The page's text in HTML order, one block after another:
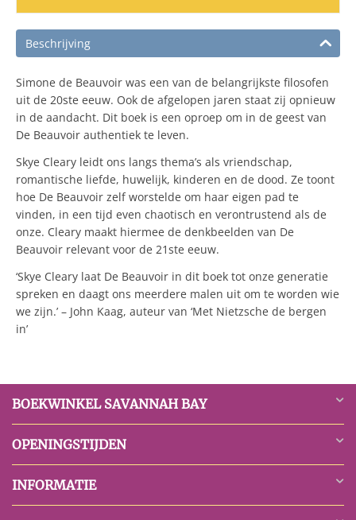
Beschrijving
Simone de Beauvoir was een van de belangrijkste filosofen
uit de 20ste eeuw. Ook de afgelopen jaren staat zij opnieuw
in de aandacht. Dit boek is een oproep om in de geest van
De Beauvoir authentiek te leven.
Skye Cleary leidt ons langs thema’s als vriendschap,
romantische liefde, huwelijk, kinderen en de dood. Ze toont
hoe De Beauvoir zelf worstelde om haar eigen pad te
vinden, in een tijd even chaotisch en verontrustend als de
onze. Cleary maakt hiermee de denkbeelden van De
Beauvoir relevant voor de 21ste eeuw.
‘Skye Cleary laat De Beauvoir in dit boek tot onze generatie
spreken en daagt ons meerdere malen uit om te worden wie
we zijn.’ – John Kaag, auteur van ‘Met Nietzsche de bergen
in’
BOEKWINKEL SAVANNAH BAY
OPENINGSTIJDEN
INFORMATIE